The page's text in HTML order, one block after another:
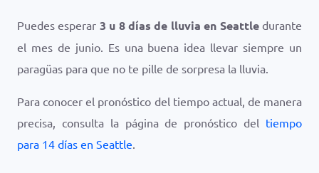
Puedes esperar 3 u 8 días de lluvia en Seattledurante
el mes de junio. Es una buena idea llevar siempre un
paragüas para que no te pille de sorpresa la lluvia.
Para conocer el pronóstico del tiempo actual, de manera
precisa, consulta la página de pronóstico del tiempo
para 14 días en Seattle.